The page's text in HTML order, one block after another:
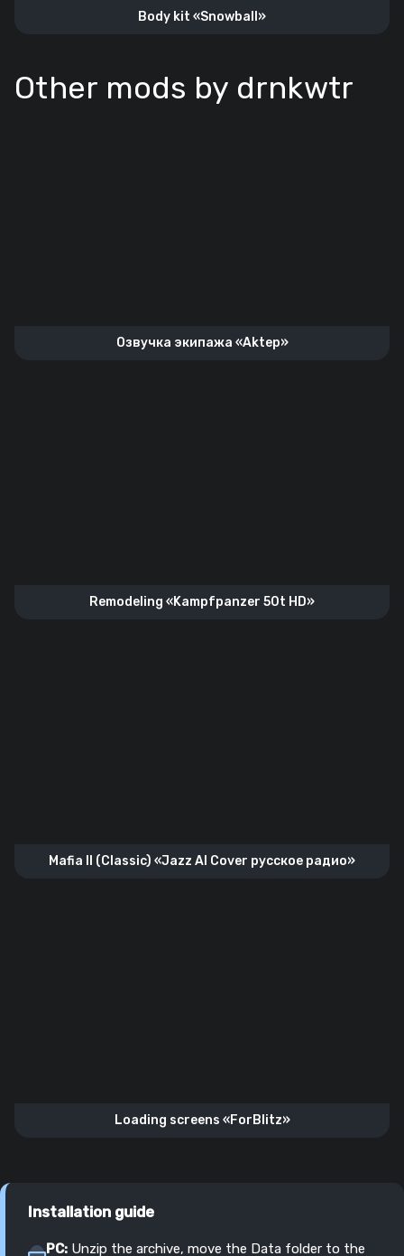
Body kit «Snowball»
Other mods by drnkwtr
Озвучка экипажа «Aktep»
Remodeling «Kampfpanzer 50t HD»
Mafia II (Classic) «Jazz AI Cover русское радио»
Loading screens «ForBlitz»
Installation guide
PC: Unzip the archive, move the Data folder to the